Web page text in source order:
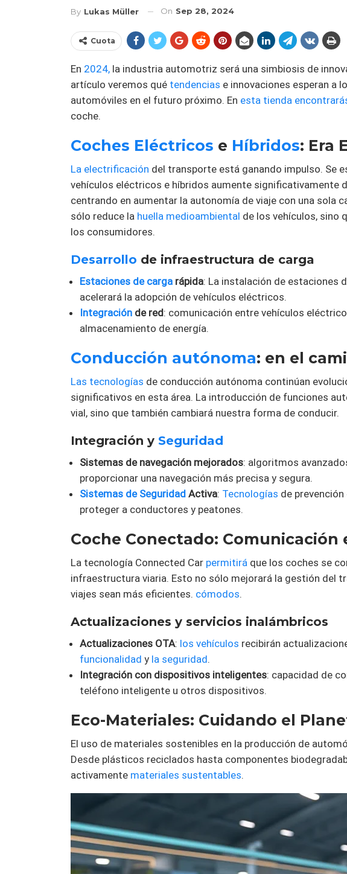
By Lukas Müller On Sep 28, 2024
Cuota
En 2024, la industria automotriz será una simbiosis de
artículo veremos qué tendencias e innovaciones esperan a
automóviles en el futuro próximo. En esta tienda
coche.
Coches Eléctricos e Híbridos: Era
La electrificación del transporte está ganando impulso. Se
vehículos eléctricos e híbridos aumente significativamente
centrando en aumentar la autonomía de viaje con una sola
sólo reduce la huella medioambiental de los vehículos, sino
los consumidores.
Desarrollo de infraestructura de carga
Estaciones de carga rápida: La instalación de estaciones
acelerará la adopción de vehículos eléctricos.
Integración de red: comunicación entre vehículos
almacenamiento de energía.
Conducción autónoma: en el
Las tecnologías de conducción autónoma continúan
significativos en esta área. La introducción de funciones
vial, sino que también cambiará nuestra forma de conducir.
Integración y Seguridad
Sistemas de navegación mejorados: algoritmos
proporcionar una navegación más precisa y segura.
Sistemas de Seguridad Activa: Tecnologías de
proteger a conductores y peatones.
Coche Conectado: Comunicación
La tecnología Connected Car permitirá que los coches se
infraestructura viaria. Esto no sólo mejorará la gestión del
viajes sean más eficientes. cómodos.
Actualizaciones y servicios inalámbricos
Actualizaciones OTA: los vehículos recibirán
funcionalidad y la seguridad.
Integración con dispositivos inteligentes: capacidad de
teléfono inteligente u otros dispositivos.
Eco-Materiales: Cuidando el
El uso de materiales sostenibles en la producción de
Desde plásticos reciclados hasta componentes
activamente materiales sustentables.